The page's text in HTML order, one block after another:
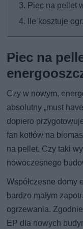
Piec na pellet
Ile kosztuje
Piec na
Czy w nowym,
absolutny „must
dopiero
fan kotłów na
na pellet. Czy taki
nowoczesnego
Współczesne domy
bardzo małym
ogrzewania.
EP dla nowych